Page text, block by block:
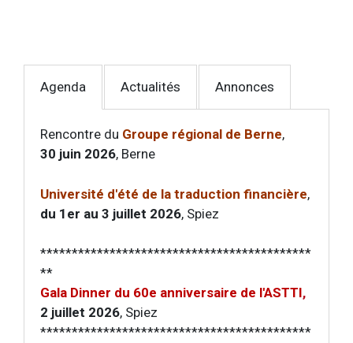
Agenda Actualités Annonces
Rencontre du Groupe régional de Berne,
30 juin 2026, Berne
Université d'été de la traduction financière,
du 1er au 3 juillet 2026, Spiez
*******************************************
**
Gala Dinner du 60e anniversaire de l'ASTTI,
2 juillet 2026, Spiez
*******************************************